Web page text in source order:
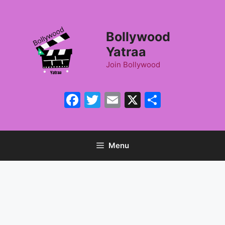
Bollywood
Yatraa
Join Bollywood
Facebook
Twitter
Email
X
Menu